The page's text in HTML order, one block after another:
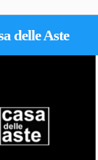
delle Aste